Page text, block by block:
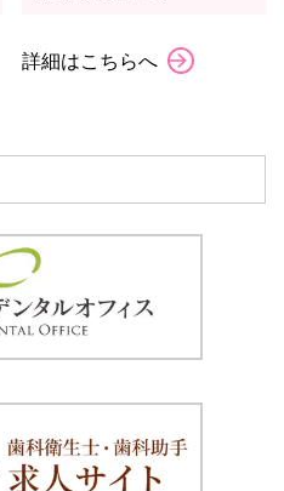
詳細はこちらへ